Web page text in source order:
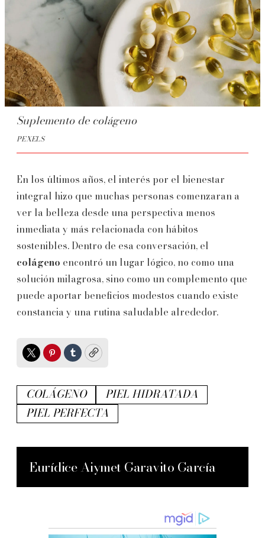
Suplemento de colágeno
PEXELS
En los últimos años, el interés por el bienestar
integral hizo que muchas personas comenzaran a
ver la belleza desde una perspectiva menos
inmediata y más relacionada con hábitos
sostenibles. Dentro de esa conversación, el
colágeno encontró un lugar lógico, no como una
solución milagrosa, sino como un complemento que
puede aportar beneficios modestos cuando existe
constancia y una rutina saludable alrededor.
TwitterPinterest
TumblrCopy
COLÁGENO
PIEL HIDRATADA
PIEL PERFECTA
Eurídice Aiymet Garavito García